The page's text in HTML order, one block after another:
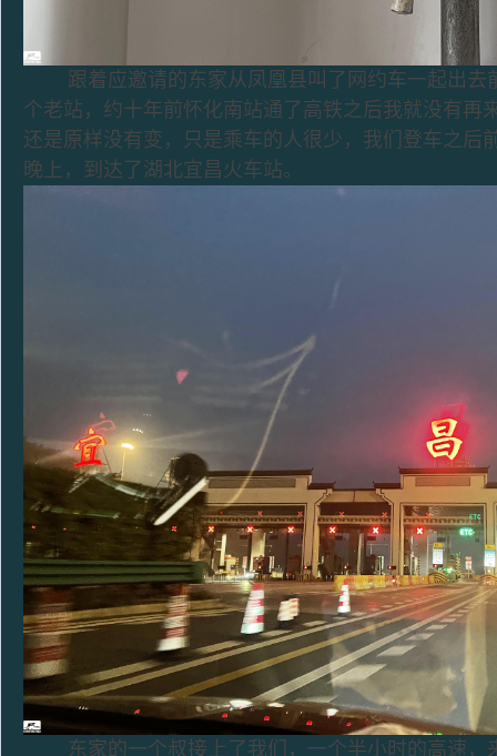
跟着应邀请的东家从凤凰县叫了网约车一起出去
个老站，约十年前怀化南站通了高铁之后我就没有再
还是原样没有变，只是乘车的人很少，我们登车之后
晚上，到达了湖北宜昌火车站。
东家的一个叔接上了我们，一个半小时的高速，